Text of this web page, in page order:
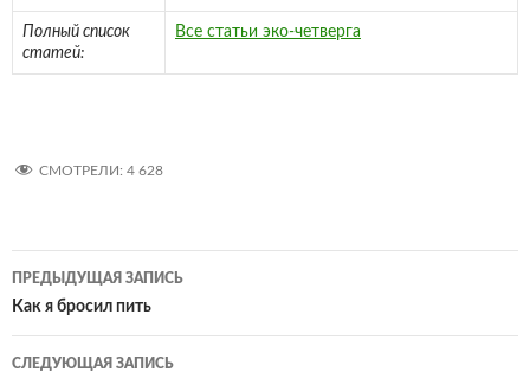
Полный список
статей:
Все статьи эко-четверга
СМОТРЕЛИ: 4 628
Навигация
по
записям
ПРЕДЫДУЩАЯ ЗАПИСЬ
Как я бросил пить
СЛЕДУЮЩАЯ ЗАПИСЬ